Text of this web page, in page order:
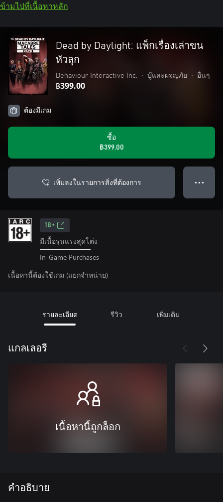
ข้ามไปที่เนื้อหาหลัก
Dead by Daylight: แพ็กเรื่องเล่าขน
หัวลุก
Behaviour Interactive Inc. • บู๊และผจญภัย • อื่นๆ
฿399.00
ต้องมีเกม
ซื้อ
฿399.00
เพิ่มลงในรายการสิ่งที่ต้องการ ● ● ●
18+
มีเนื้อรุนแรงสุดโต่ง
In-Game Purchases
เนื้อหานี้ต้องใช้เกม (แยกจำหน่าย)
รายละเอียด รีวิว เพิ่มเติม
แกลเลอรี
เนื้อหานี้ถูกล็อก
คำอธิบาย